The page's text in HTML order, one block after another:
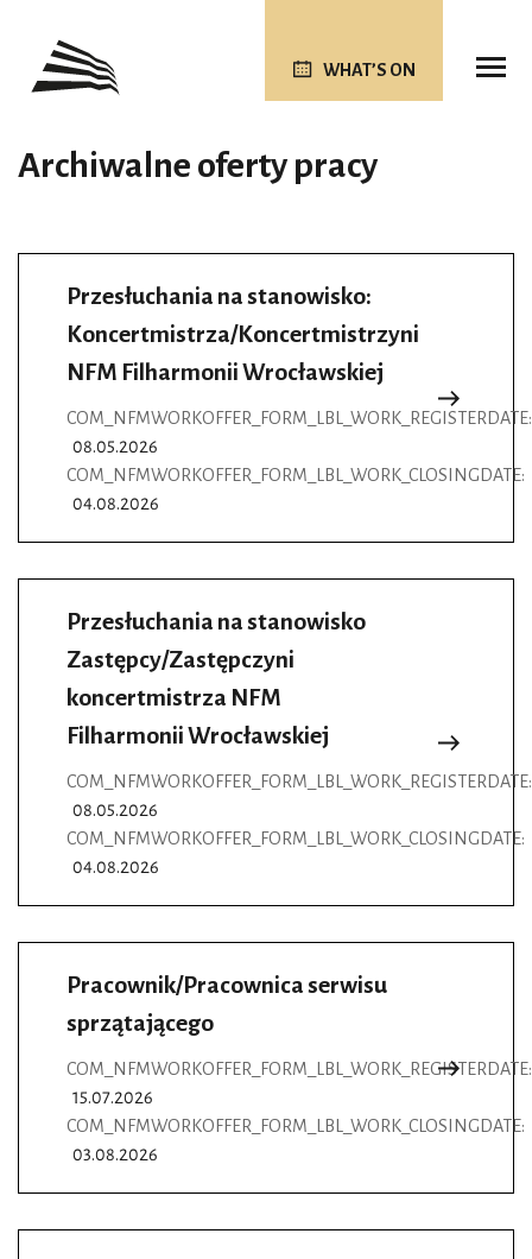
WHAT’S ON
Archiwalne oferty pracy
Przesłuchania na stanowisko:
Koncertmistrza/Koncertmistrzyni
NFM Filharmonii Wrocławskiej
COM_NFMWORKOFFER_FORM_LBL_WORK_REGISTERDATE:
08.05.2026
COM_NFMWORKOFFER_FORM_LBL_WORK_CLOSINGDATE:
04.08.2026
Przesłuchania na stanowisko
Zastępcy/Zastępczyni
koncertmistrza NFM
Filharmonii Wrocławskiej
COM_NFMWORKOFFER_FORM_LBL_WORK_REGISTERDATE:
08.05.2026
COM_NFMWORKOFFER_FORM_LBL_WORK_CLOSINGDATE:
04.08.2026
Pracownik/Pracownica serwisu
sprzątającego
COM_NFMWORKOFFER_FORM_LBL_WORK_REGISTERDATE:
15.07.2026
COM_NFMWORKOFFER_FORM_LBL_WORK_CLOSINGDATE:
03.08.2026